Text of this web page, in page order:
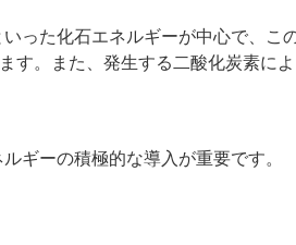
った化石エネルギーが中心で、こ
す。また、発生する二酸化炭素に
ギーの積極的な導入が重要です。